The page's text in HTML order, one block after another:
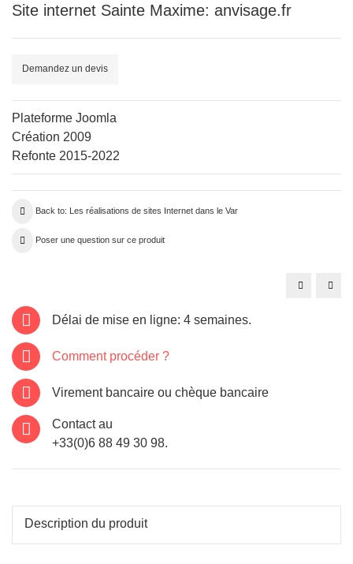
Site internet Sainte Maxime: anvisage.fr
Demandez un devis
Plateforme Joomla
Création 2009
Refonte 2015-2022
Back to: Les réalisations de sites Internet dans le Var
Poser une question sur ce produit
Délai de mise en ligne: 4 semaines.
Comment procéder ?
Virement bancaire ou chèque bancaire
Contact au
+33(0)6 88 49 30 98.
Description du produit